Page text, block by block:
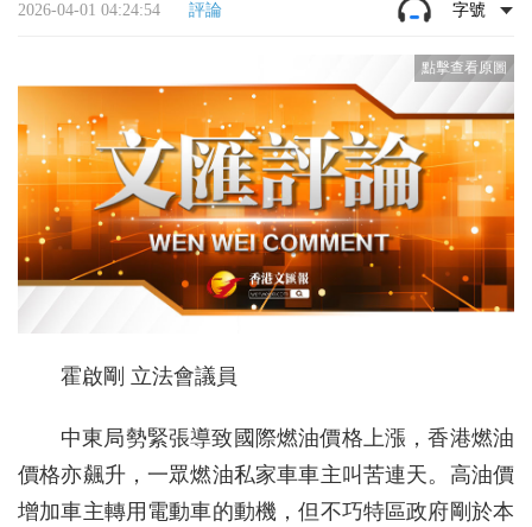
2026-04-01 04:24:54 評論 字號
霍啟剛 立法會議員
中東局勢緊張導致國際燃油價格上漲，香港燃油
價格亦飆升，一眾燃油私家車車主叫苦連天。高油價
增加車主轉用電動車的動機，但不巧特區政府剛於本